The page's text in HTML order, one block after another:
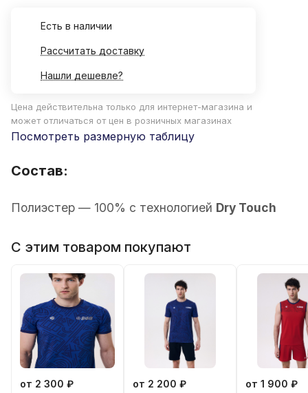
Есть в наличии
Рассчитать доставку
Нашли дешевле?
Цена действительна только для интернет-магазина и
может отличаться от цен в розничных магазинах
Посмотреть размерную таблицу
Состав:
Полиэстер — 100% с технологией Dry Touch
С этим товаром покупают
от 2 300 ₽
от 2 200 ₽
от 1 900 ₽